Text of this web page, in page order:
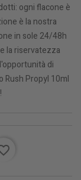
ogni flacone è
è la nostra
in sole 24/48h
la riservatezza
di
Rush Propyl 10ml